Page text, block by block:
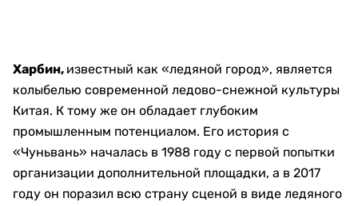
Харбин, известный как «ледяной город», является
колыбелью современной ледово-снежной культуры
Китая. К тому же он обладает глубоким
промышленным потенциалом. Его история с
«Чуньвань» началась в 1988 году с первой попытки
организации дополнительной площадки, а в 2017
году он поразил всю страну сценой в виде ледяного